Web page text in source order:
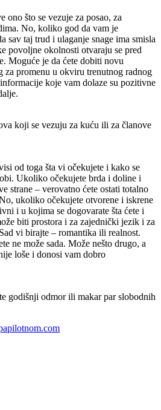
ono što se vezuje za posao, za
No, koliko god da vam je
sav taj trud i ulaganje snage ima smisla
povoljne okolnosti otvaraju se pred
Moguće je da ćete dobiti novu
za promenu u okviru trenutnog radnog
koje vam dolaze su pozitivne
koji se vezuju za kuću ili za članove
od toga šta vi očekujete i kako se
Ukoliko očekujete brda i doline i
strane – verovatno ćete ostati totalno
ukoliko očekujete otvorene i iskrene
i u kojima se dogovarate šta ćete i
biti prostora i za zajednički jezik i za
vi birajte – romantika ili realnost.
ne može sada. Može nešto drugo, a
loše i donosi vam dobro
godišnji odmor ili makar par slobodnih